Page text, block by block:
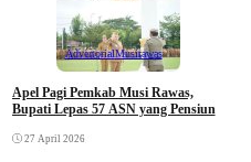
AdvertorialMusirawas
Apel Pagi Pemkab Musi Rawas,
Bupati Lepas 57 ASN yang Pensiun
27 April 2026